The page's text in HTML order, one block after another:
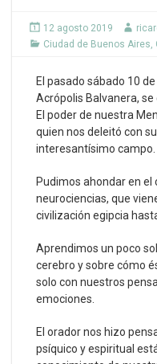
12 agosto 2019
Ciudad de Buenos Aires,
El pasado sábado 10
Acrópolis Balvanera,
El poder de nuestra
quien nos deleitó con
interesantísimo campo.
Pudimos ahondar en el
neurociencias, que
civilización egipcia
Aprendimos un poco
cerebro y sobre cómo
solo con nuestros
emociones.
El orador nos hizo
psíquico y espiritual